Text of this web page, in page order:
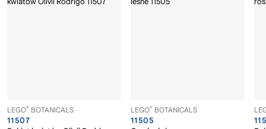
LEGO® BOTANICALS
11507
LEGO® BOTANICALS
11505